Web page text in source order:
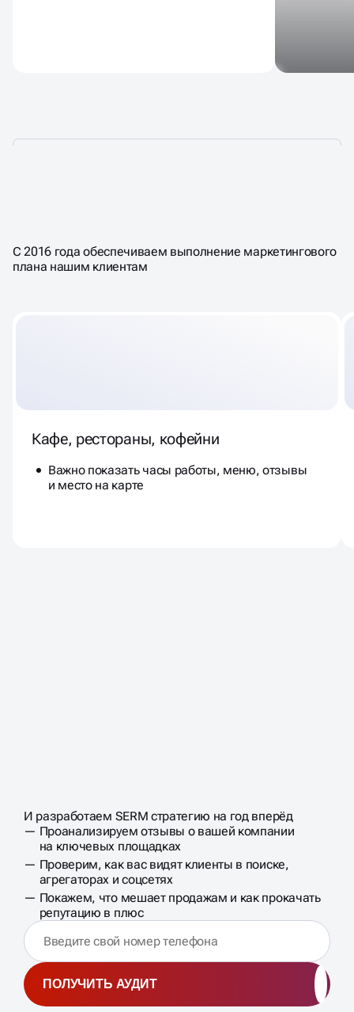
УСЛУГАSERM
С 2016 года обеспечиваем выполнение маркетингового
плана нашим клиентам
Кафе, рестораны, кофейни
Важно показать часы работы, меню, отзывы
и место на карте
АУДИТОНЛАЙН-
РЕПУТАЦИИ
БИЗНЕСА
И разработаем SERM стратегию на год вперёд
Проанализируем отзывы о вашей компании
на ключевых площадках
Проверим, как вас видят клиенты в поиске,
агрегаторах и соцсетях
Покажем, что мешает продажам и как прокачать
репутацию в плюс
ПОЛУЧИТЬ АУДИТ